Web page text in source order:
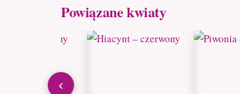
Powiązane kwiaty
‹